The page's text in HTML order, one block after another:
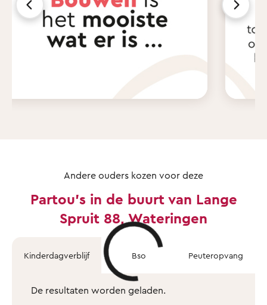
Andere ouders kozen voor deze
Partou's in de buurt van Lange
Spruit 88, Wateringen
Kinderdagverblijf Bso Peuteropvang
De resultaten worden geladen.